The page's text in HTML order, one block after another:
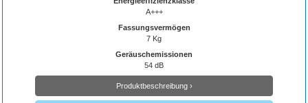
A+++
Fassungsvermögen
7 Kg
Geräuschemissionen
54 dB
Produktbeschreibung ›